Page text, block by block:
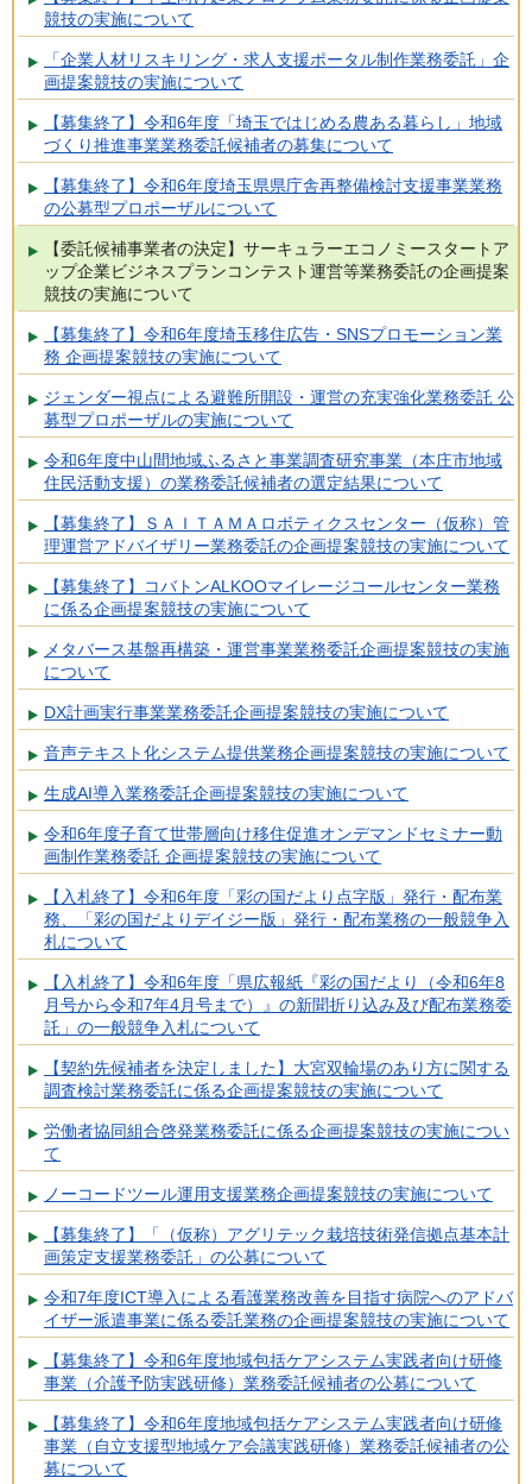
競技の実施について
「企業人材リスキリング・求人支援ポータル制作業務委託」企
画提案競技の実施について
【募集終了】令和6年度「埼玉ではじめる農ある暮らし」地域
づくり推進事業業務委託候補者の募集について
【募集終了】令和6年度埼玉県県庁舎再整備検討支援事業業務
の公募型プロポーザルについて
【委託候補事業者の決定】サーキュラーエコノミースタートア
ップ企業ビジネスプランコンテスト運営等業務委託の企画提案
競技の実施について
【募集終了】令和6年度埼玉移住広告・SNSプロモーション業
務 企画提案競技の実施について
ジェンダー視点による避難所開設・運営の充実強化業務委託 公
募型プロポーザルの実施について
令和6年度中山間地域ふるさと事業調査研究事業（本庄市地域
住民活動支援）の業務委託候補者の選定結果について
【募集終了】ＳＡＩＴＡＭＡロボティクスセンター（仮称）管
理運営アドバイザリー業務委託の企画提案競技の実施について
【募集終了】コバトンALKOOマイレージコールセンター業務
に係る企画提案競技の実施について
メタバース基盤再構築・運営事業業務委託企画提案競技の実施
について
DX計画実行事業業務委託企画提案競技の実施について
音声テキスト化システム提供業務企画提案競技の実施について
生成AI導入業務委託企画提案競技の実施について
令和6年度子育て世帯層向け移住促進オンデマンドセミナー動
画制作業務委託 企画提案競技の実施について
【入札終了】令和6年度「彩の国だより点字版」発行・配布業
務、「彩の国だよりデイジー版」発行・配布業務の一般競争入
札について
【入札終了】令和6年度「県広報紙『彩の国だより（令和6年8
月号から令和7年4月号まで）』の新聞折り込み及び配布業務委
託」の一般競争入札について
【契約先候補者を決定しました】大宮双輪場のあり方に関する
調査検討業務委託に係る企画提案競技の実施について
労働者協同組合啓発業務委託に係る企画提案競技の実施につい
て
ノーコードツール運用支援業務企画提案競技の実施について
【募集終了】「（仮称）アグリテック栽培技術発信拠点基本計
画策定支援業務委託」の公募について
令和7年度ICT導入による看護業務改善を目指す病院へのアドバ
イザー派遣事業に係る委託業務の企画提案競技の実施について
【募集終了】令和6年度地域包括ケアシステム実践者向け研修
事業（介護予防実践研修）業務委託候補者の公募について
【募集終了】令和6年度地域包括ケアシステム実践者向け研修
事業（自立支援型地域ケア会議実践研修）業務委託候補者の公
募について